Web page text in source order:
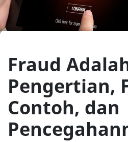
Fraud
Pengertian,
Contoh, dan